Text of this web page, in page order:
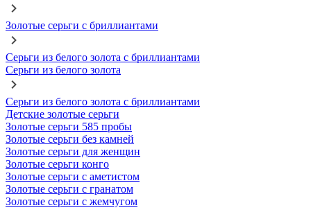
Золотые серьги с бриллиантами
Серьги из белого золота с бриллиантами
Серьги из белого золота
Серьги из белого золота с бриллиантами
Детские золотые серьги
Золотые серьги 585 пробы
Золотые серьги без камней
Золотые серьги для женщин
Золотые серьги конго
Золотые серьги с аметистом
Золотые серьги с гранатом
Золотые серьги с жемчугом